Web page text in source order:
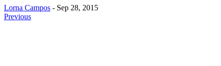
Lorna Campos - Sep 28, 2015
Previous